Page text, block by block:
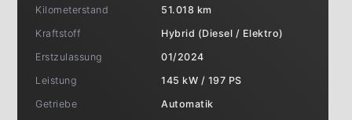
Kilometerstand
51.018 km
Kraftstoff
Hybrid (Diesel / Elektro)
Erstzulassung
01/2024
Leistung
145 kW / 197 PS
Getriebe
Automatik